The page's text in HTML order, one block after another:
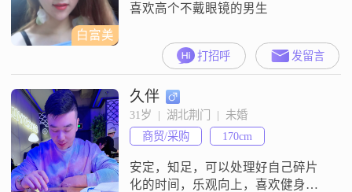
最基
白富美
喜欢高个不戴眼镜的男生
打招呼 发留言
久伴
31岁  |  湖北荆门  |  未婚
商贸/采购
170cm
安定，知足，可以处理好自己碎片
化的时间，乐观向上，喜欢健身，